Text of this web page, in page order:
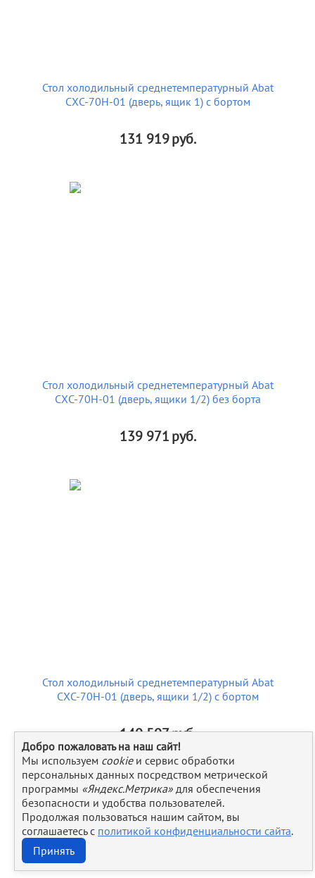
Стол холодильный среднетемпературный Abat
СХС-70Н-01 (дверь, ящик 1) с бортом
131 919руб.
Стол холодильный среднетемпературный Abat
СХС-70Н-01 (дверь, ящики 1/2) без борта
139 971руб.
Стол холодильный среднетемпературный Abat
СХС-70Н-01 (дверь, ящики 1/2) с бортом
140 507руб.
Добро пожаловать на наш сайт!
Мы используем cookieи сервис обработки
персональных данных посредством метрической
программы «Яндекс.Метрика» для обеспечения
безопасности и удобства пользователей.
Продолжая пользоваться нашим сайтом, вы
соглашаетесь с политикой конфиденциальности сайта.
Принять